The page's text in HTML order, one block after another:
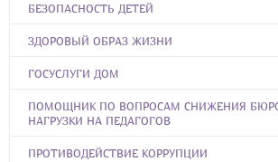
БЕЗОПАСНОСТЬ ДЕТЕЙ
ЗДОРОВЫЙ ОБРАЗ ЖИЗНИ
ГОСУСЛУГИ ДОМ
ПОМОЩНИК ПО ВОПРОСАМ СНИЖЕНИЯ
НАГРУЗКИ НА ПЕДАГОГОВ
ПРОТИВОДЕЙСТВИЕ КОРРУПЦИИ